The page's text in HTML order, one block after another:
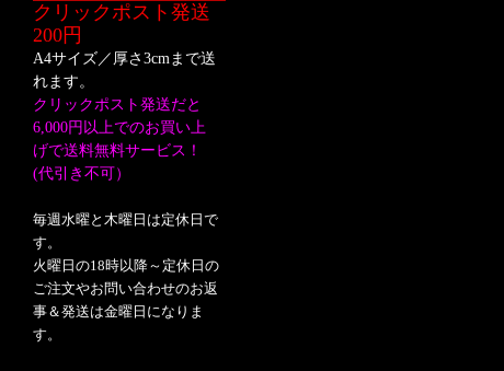
クリックポスト発送
200円
A4サイズ／厚さ3cmまで送
れます。
クリックポスト発送だと
6,000円以上でのお買い上
げで送料無料サービス！
(代引き不可）
毎週水曜と木曜日は定休日で
す。
火曜日の18時以降～定休日の
ご注文やお問い合わせのお返
事＆発送は金曜日になりま
す。